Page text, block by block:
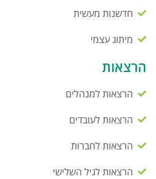
חדשנות מעשית
מיתוג עצמי
הרצאות
הרצאות למנהלים
הרצאות לעובדים
הרצאות לחברות
הרצאות לגיל השלישי